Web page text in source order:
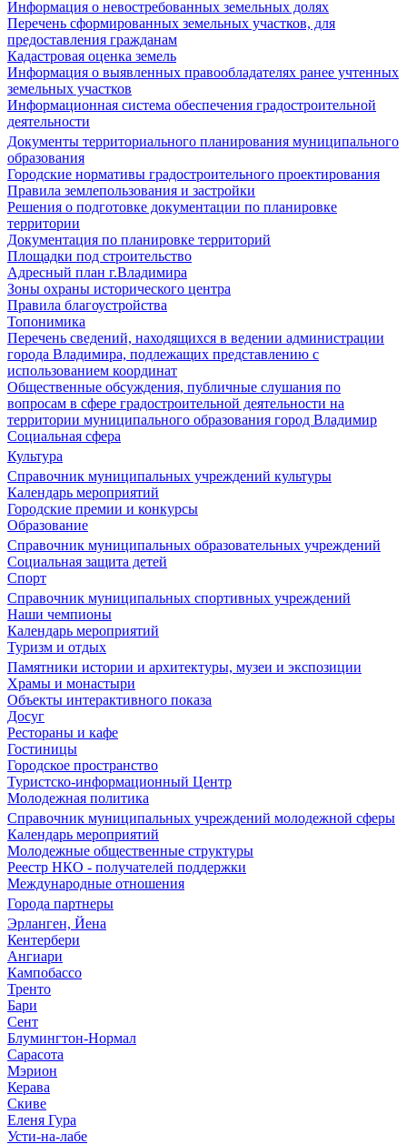
Информация о невостребованных земельных долях
Перечень сформированных земельных участков, для
предоставления гражданам
Кадастровая оценка земель
Информация о выявленных правообладателях ранее учтенных
земельных участков
Информационная система обеспечения градостроительной
деятельности
Документы территориального планирования муниципального
образования
Городские нормативы градостроительного проектирования
Правила землепользования и застройки
Решения о подготовке документации по планировке
территории
Документация по планировке территорий
Площадки под строительство
Адресный план г.Владимира
Зоны охраны исторического центра
Правила благоустройства
Топонимика
Перечень сведений, находящихся в ведении администрации
города Владимира, подлежащих представлению с
использованием координат
Общественные обсуждения, публичные слушания по
вопросам в сфере градостроительной деятельности на
территории муниципального образования город Владимир
Социальная сфера
Культура
Справочник муниципальных учреждений культуры
Календарь мероприятий
Городские премии и конкурсы
Образование
Справочник муниципальных образовательных учреждений
Социальная защита детей
Спорт
Справочник муниципальных спортивных учреждений
Наши чемпионы
Календарь мероприятий
Туризм и отдых
Памятники истории и архитектуры, музеи и экспозиции
Храмы и монастыри
Объекты интерактивного показа
Досуг
Рестораны и кафе
Гостиницы
Городское пространство
Туристско-информационный Центр
Молодежная политика
Справочник муниципальных учреждений молодежной сферы
Календарь мероприятий
Молодежные общественные структуры
Реестр НКО - получателей поддержки
Международные отношения
Города партнеры
Эрланген, Йена
Кентербери
Ангиари
Кампобассо
Тренто
Бари
Сент
Блумингтон-Нормал
Сарасота
Мэрион
Керава
Скиве
Еленя Гура
Усти-на-лабе